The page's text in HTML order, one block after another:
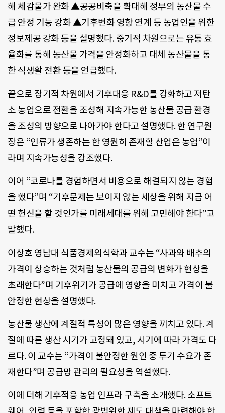
해 체감물가 완화 ▲공공비축을 확대해 정부의 농산물 수
급 안정 기능 강화 ▲기후변화 영향 연계 등 농업인을 위한
정보제공 강화 등을 설명했다. 중기적 차원으로는 유통 효
율화를 통해 농산물 가격을 안정화하고 대체 농산물을 통
한 식생활 전환 등을 언급했다.
끝으로 장기적 차원에서 기후대응 R&D를 강화하고 저탄
소 농업으로 전환을 조성해 지속가능한 농산물 공급 환경
을 조성의 방향으로 나아가야 한다고 설명했다. 한 연구원
장은 “인류가 생존하는 한 영원히 존재할 산업은 농업”이
라며 지속가능성을 강조했다.
이어 “코로나를 경험하면서 비용으로 해결되지 않는 경험
을 했다”며 “기후문제는 보이지 않는 세상을 위해 지금 어
떤 헌신을 할 것인가를 미래세대를 위해 고민해야 한다”고
말했다.
이상호 영남대 식품경제외식학과 교수는 “사과와 배추의
가격이 상승하는 것처럼 농산물의 공급의 변화가 현상을
초래한다”며 기후위기가 공급에 영향을 미치고 가격이 불
안정한 현상을 설명했다.
농산물 생산에 계절적 특성이 많은 영향을 끼치고 있다. 계
절에 따른 생산 시기가 고정돼 있고, 시기에 따라 가격도 다
르다. 이 교수는 “가격이 불안정한 원인 중 투기 수요가 존
재한다”며 공급망 관리의 필요성을 역설했다.
이에 더해 기후적응 농업 인프라 구축을 소개했다. 소프트